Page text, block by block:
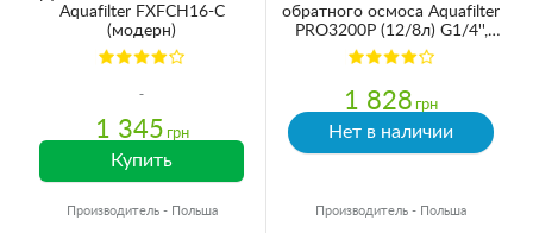
Aquafilter FXFCH16-C
(модерн)
1 345 грн
Купить
Производитель - Польша
обратного осмоса Aquafilter
PRO3200P (12/8л) G1/4'',
пластик
1 828 грн
Нет в наличии
Производитель - Польша